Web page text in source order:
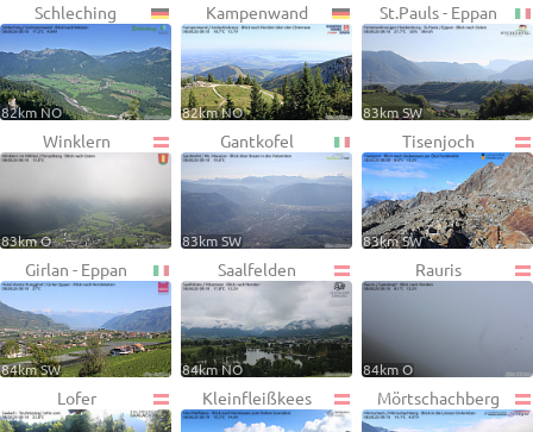
Schleching
82km NO
Kampenwand
82km NO
St.Pauls - Eppan
83km SW
Winklern
83km O
Gantkofel
83km SW
Tisenjoch
83km SW
Girlan - Eppan
84km SW
Saalfelden
84km NO
Rauris
84km O
Lofer Kleinfleißkees Mörtschachberg